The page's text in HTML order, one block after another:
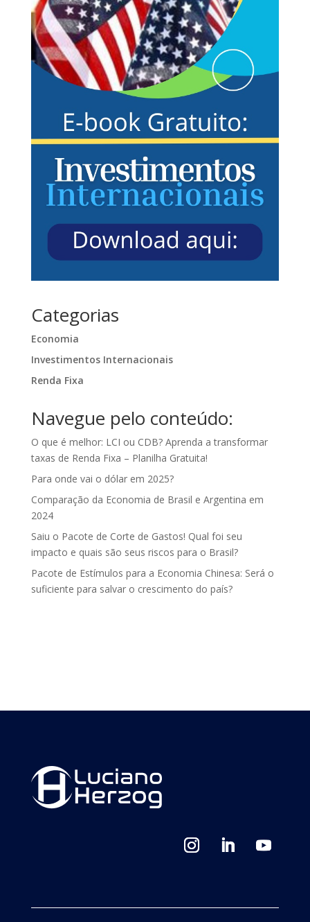
Categorias
Economia
Investimentos Internacionais
Renda Fixa
Navegue pelo conteúdo:
O que é melhor: LCI ou CDB? Aprenda a transformar
taxas de Renda Fixa – Planilha Gratuita!
Para onde vai o dólar em 2025?
Comparação da Economia de Brasil e Argentina em
2024
Saiu o Pacote de Corte de Gastos! Qual foi seu
impacto e quais são seus riscos para o Brasil?
Pacote de Estímulos para a Economia Chinesa: Será o
suficiente para salvar o crescimento do país?